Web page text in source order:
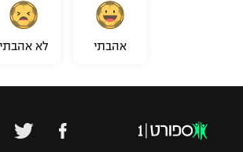
אהבתי לא אהבתי